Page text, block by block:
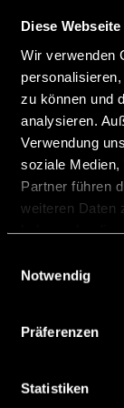
Diese
Wir verwenden
zu können und
analysieren.
Verwendung
soziale Medien,
Partner führen
weiteren Daten
Notwendig
Präferenzen
Statistiken
Technology: